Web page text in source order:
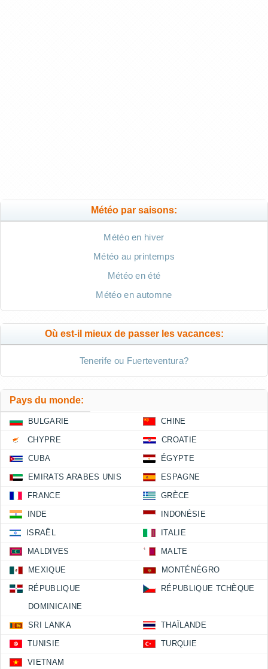
Météo par saisons:
Météo en hiver
Météo au printemps
Météo en été
Météo en automne
Où est-il mieux de passer les vacances:
Tenerife ou Fuerteventura?
Pays du monde:
BULGARIE CHINE
CHYPRE CROATIE
CUBA ÉGYPTE
EMIRATS ARABES UNIS ESPAGNE
FRANCE GRÈCE
INDE INDONÉSIE
ISRAËL ITALIE
MALDIVES MALTE
MEXIQUE MONTÉNÉGRO
RÉPUBLIQUE
DOMINICAINE
RÉPUBLIQUE TCHÈQUE
SRI LANKA THAÏLANDE
TUNISIE TURQUIE
VIETNAM